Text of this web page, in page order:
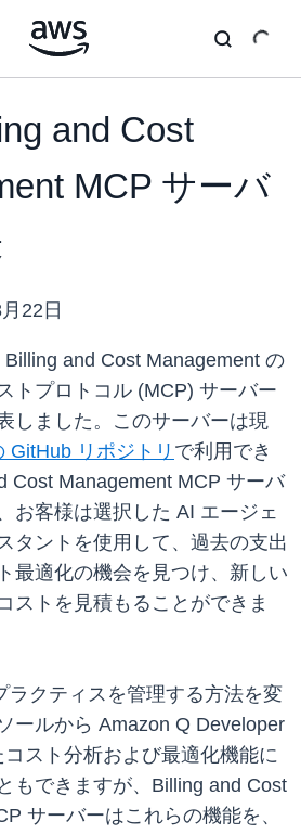
and Cost
MCP サーバ
22日
and Cost Management の
トプロトコル (MCP) サーバー
しました。このサーバーは現
GitHub リポジトリ で利用でき
Cost Management MCP サーバ
お客様は選択した AI エージェ
タントを使用して、過去の支出
最適化の機会を見つけ、新しい
ストを見積もることができま
ラクティスを管理する方法を変
ールから Amazon Q Developer
スト分析および最適化機能に
もできますが、Billing and Cost
サーバーはこれらの機能を、